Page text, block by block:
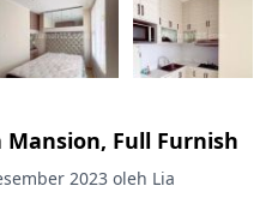
Full Furnish
2023 oleh Lia